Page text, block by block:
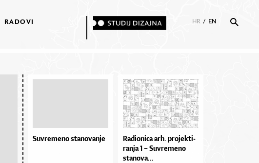
RADOVI HR / EN
Suvremeno stanovanje
Ra­di­o­ni­ca ar­h. pro­jek­ti­
ran­ja 1 – Suv­re­me­no
sta­no­va...